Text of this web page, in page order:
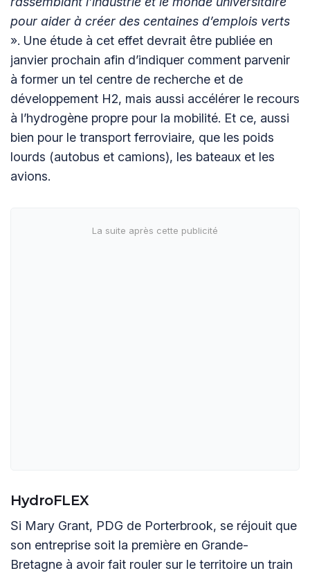
pour aider à créer des centaines d’emplois verts
». Une étude à cet effet devrait être publiée en
janvier prochain afin d’indiquer comment parvenir
à former un tel centre de recherche et de
développement H2, mais aussi accélérer le recours
à l’hydrogène propre pour la mobilité. Et ce, aussi
bien pour le transport ferroviaire, que les poids
lourds (autobus et camions), les bateaux et les
avions.
HydroFLEX
Si Mary Grant, PDG de Porterbrook, se réjouit que
son entreprise soit la première en Grande-
Bretagne à avoir fait rouler sur le territoire un train